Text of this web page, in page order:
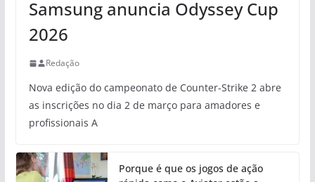
Samsung anuncia Odyssey Cup
2026
Redação
Nova edição do campeonato de Counter-Strike 2 abre
as inscrições no dia 2 de março para amadores e
profissionais A
Porque é que os jogos de ação